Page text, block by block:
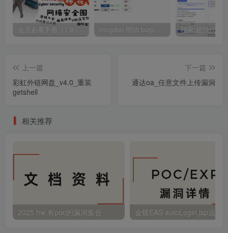
会员必看手册（1.9.0版本 26.4.5更新） mingdon 明动 burp插件0.2.6版本 本地时间校验去除版
上一篇
彩虹外链网盘_v4.0_重装
getshell
下一篇
通达oa_任意⽂件上传漏洞
相关推荐
2025 hw 有poc的漏洞集合